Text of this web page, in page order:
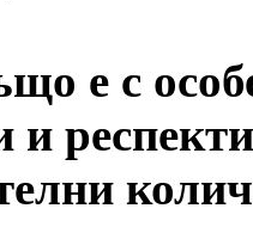
е с
и